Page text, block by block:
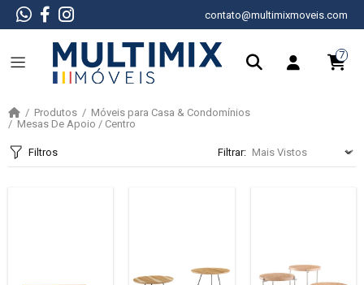
contato@multimixmoveis.com
7
Produtos
Móveis para Casa & Condomínios
Mesas De Apoio / Centro
Filtros Filtrar: